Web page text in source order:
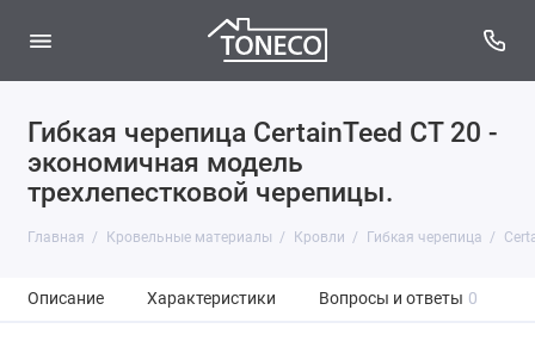
Гибкая черепица CertainTeed CT 20 -
экономичная модель
трехлепестковой черепицы.
Главная Кровельные материалы Кровли Гибкая черепица
Описание Характеристики Вопросы и ответы 0